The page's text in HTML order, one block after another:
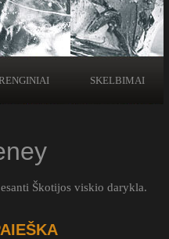
SKELBIMAI
Škotijos viskio darykla.